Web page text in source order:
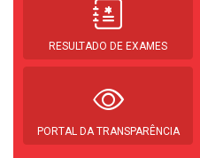
RESULTADO DE EXAMES
PORTAL DA TRANSPARÊNCIA